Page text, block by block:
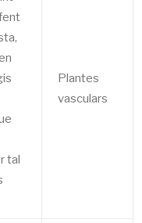
tal
Plantes
vasculars